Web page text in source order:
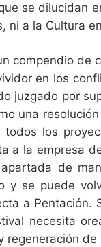
se dilucidan
ni a la Cultura
compendio de
en los
juzgado por
una
los
a la empresa
de
y se puede
a Pentación.
necesita
regeneración